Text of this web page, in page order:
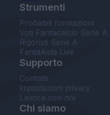
Strumenti
Probabili formazioni
Voti Fantacalcio Serie A
Rigoristi Serie A
FantaAsta Live
Supporto
Contatti
Impostazioni privacy
Lavora con noi
Chi siamo